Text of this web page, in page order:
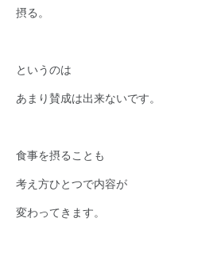
摂る。
というのは
あまり賛成は出来ないです。
食事を摂ることも
考え方ひとつで内容が
変わってきます。